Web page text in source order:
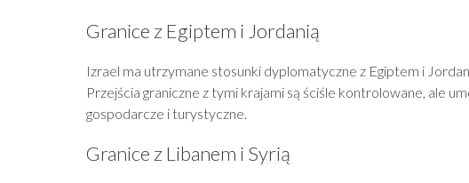
Granice z Egiptem i Jordanią
Izrael ma utrzymane stosunki dyplomatyczne z Egiptem i
Przejścia graniczne z tymi krajami są ściśle kontrolowane, ale
gospodarcze i turystyczne.
Granice z Libanem i Syrią